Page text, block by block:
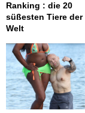
Ranking : die 20
süßesten Tiere der
Welt